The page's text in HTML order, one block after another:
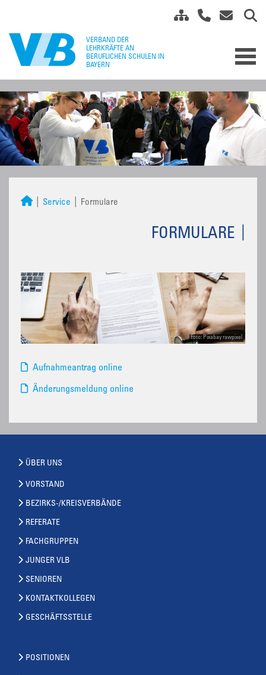
Service Formulare
FORMULARE
Foto: Pixabay rawpixel
Aufnahmeantrag online
Änderungsmeldung online
ÜBER UNS
VORSTAND
BEZIRKS-/KREISVERBÄNDE
REFERATE
FACHGRUPPEN
JUNGER VLB
SENIOREN
KONTAKTKOLLEGEN
GESCHÄFTSSTELLE
POSITIONEN